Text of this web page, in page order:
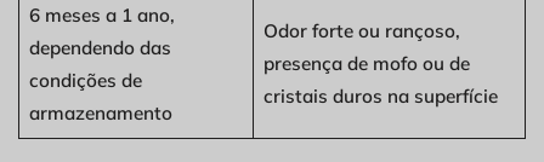
6 meses a 1 ano,
dependendo das
condições de
armazenamento
Odor forte ou rançoso,
presença de mofo ou de
cristais duros na superfície